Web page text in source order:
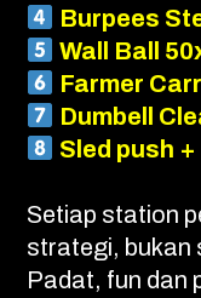
Burpees
Wall Ball
Farmer
Dumbell
Sled push +
Setiap station
strategi, bukan
Padat, fun dan